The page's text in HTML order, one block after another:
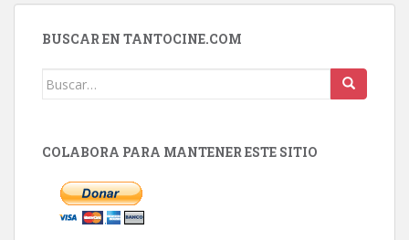
BUSCAR EN TANTOCINE.COM
Buscar:
COLABORA PARA MANTENER ESTE SITIO